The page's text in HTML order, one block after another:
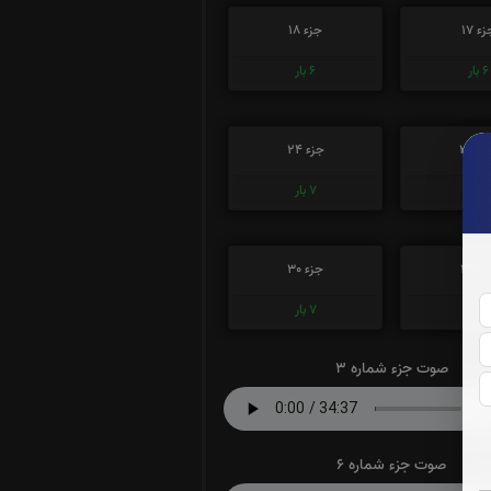
17
6 بار
جزء 18
6 بار
جزء 24
7 بار
جزء 30
7 بار
صوت جزء شماره 3
صوت جزء شماره 6